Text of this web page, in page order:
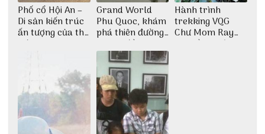
Phố cổ Hội An –
Di sản kiến trúc
ấn tượng của thế
giới
Grand World
Phu Quoc, khám
phá thiên đường
giải trí đầy sôi
động
Hành trình
trekking VQG
Chư Mom Ray
tìm về núi rừng